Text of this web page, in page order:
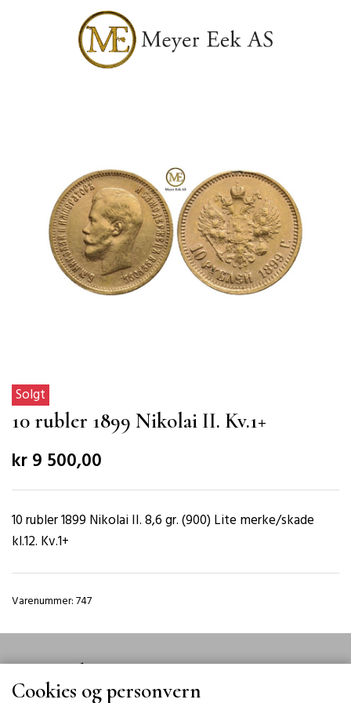
Solgt
10 rubler 1899 Nikolai II. Kv.1+
kr 9 500,00
10 rubler 1899 Nikolai II. 8,6 gr. (900) Lite merke/skade
kl.12. Kv.1+
Varenummer: 747
Meyer Eek
Cookies og personvern